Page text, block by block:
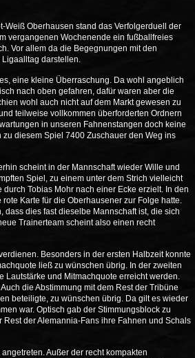
Weiß Oberhausen stand das Verfolgerduell der
vergangenen Wochenende ein fußballfreies
Vor allem da die Begegnungen mit den
darstellen.
eine kleine Überraschung. Da wohl angeblich
nach oben gefahren, dafür waren aber die
wohl auch nicht auf dem Markt gewesen zu
teilweise vollkommen überforderten Ordnern
in unseren Fahnenstangen doch keine
diesem Spiel 7400 Zuschauer den Weg ins
scheint in der Mannschaft wieder Wille und
Spiel, zu einem unter dem Strich vielleicht
Tobias Mohr nach einer Ecke erzielt. In den
Karte für die Oberhausener zur Folge hatte.
dies fast dieselbe Mannschaft ist, die sich
Trainerteam scheint also einen recht
Besonders in der ersten Halbzeit konnte
ließ zu wünschen übrig. In der zweiten
Lautstärke und Mitmachquote erreicht werden.
die Abstimmung mit dem Rest der Tribüne
beteiligte, zu wünschen übrig. Da gilt es wieder
war. Optisch gab der Stimmungsblock zu
der Alemannia-Fans ihre Fahnen und Schals
Außer der recht kompakten